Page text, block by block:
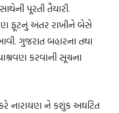
પૂરતી તૈયારી.
ફૂટનું અંતર રાખીને બેસે
ગુજરાત બહારના તથા
કરવાની સૂચના
નારાયણ ને કશુંક અઘટિત